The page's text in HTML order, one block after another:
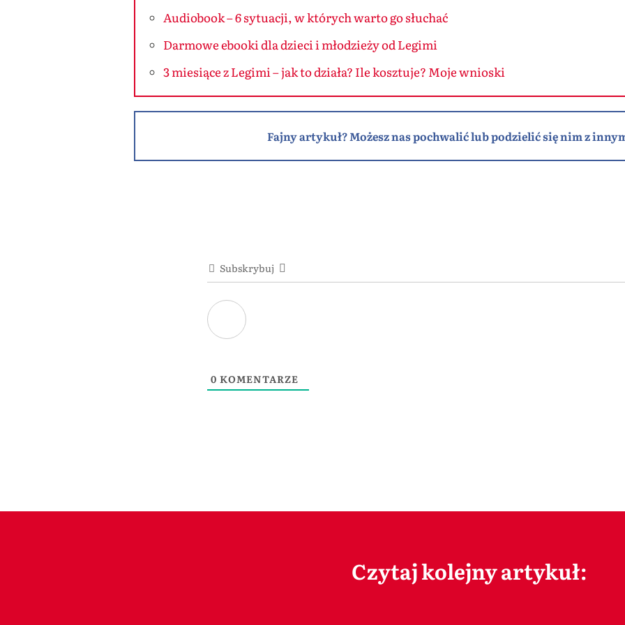
Audiobook – 6 sytuacji, w których warto go słuchać
Darmowe ebooki dla dzieci i młodzieży od Legimi
3 miesiące z Legimi – jak to działa? Ile kosztuje? Moje wnioski
Fajny artykuł? Możesz nas pochwalić lub podzielić się nim z
Subskrybuj
0 KOMENTARZE
Czytaj kolejny artykuł: